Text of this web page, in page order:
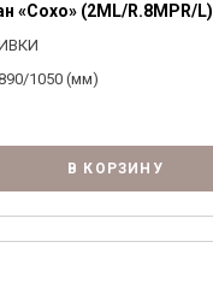
«Сохо» (2ML/R.8MPR/L)
1050 (мм)
В КОРЗИНУ